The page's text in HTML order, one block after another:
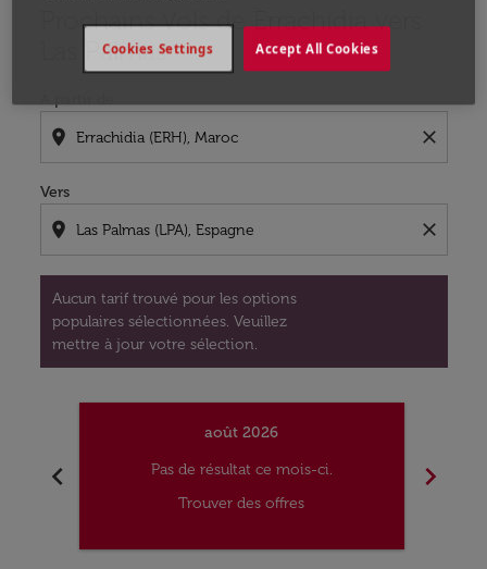
Prochains Vols de Errachidia vers
Las Palmas
location_on close
Vers
location_on close
Aucun tarif trouvé pour les options
populaires sélectionnées. Veuillez
mettre à jour votre sélection.
chevron_left
août 2026
Pas de résultat ce mois-ci.
Trouver des offres
chevron_right
Accept All Cookies
Cookies Settings